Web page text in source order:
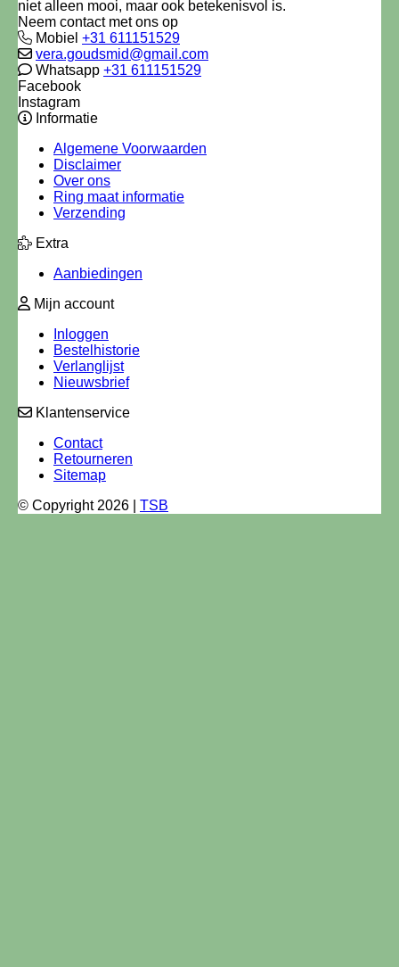
niet alleen mooi, maar ook betekenisvol is.
Neem contact met ons op
Mobiel +31 611151529
vera.goudsmid@gmail.com
Whatsapp +31 611151529
Facebook
Instagram
Informatie
Algemene Voorwaarden
Disclaimer
Over ons
Ring maat informatie
Verzending
Extra
Aanbiedingen
Mijn account
Inloggen
Bestelhistorie
Verlanglijst
Nieuwsbrief
Klantenservice
Contact
Retourneren
Sitemap
© Copyright 2026 | TSB